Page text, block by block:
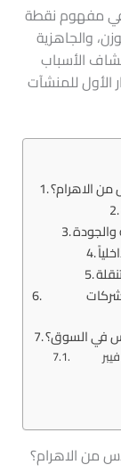
في مفهوم نقطة
والجاهزية
الأسباب
الأول للمنشآت
الاهرام؟
في السوق؟
من الاهرام؟